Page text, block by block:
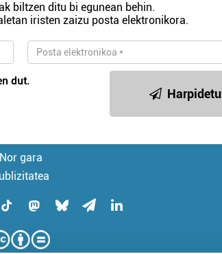
biltzen ditu bi egunean behin.
iristen zaizu posta elektronikora.
dut.
Harpidetu
Nor gara